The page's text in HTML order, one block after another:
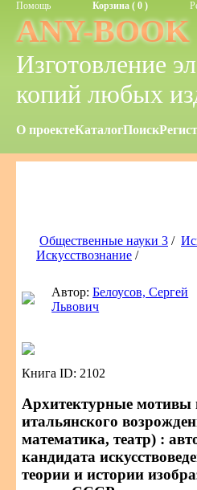
Помощь Корзина ( 0 )
ANY-BOOK
Изготовление
копий любых
О проектеКаталогПоиск
Общественные науки 3 /
Искусствознание /
Автор:Белоусов, Сергей
Львович
Книга ID: 2102
Архитектурные мотивы
итальянского
математика, театр) :
кандидата
теории и истории